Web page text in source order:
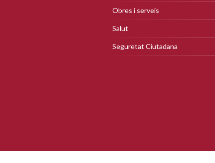
Obres i serveis
Salut
Seguretat Ciutadana